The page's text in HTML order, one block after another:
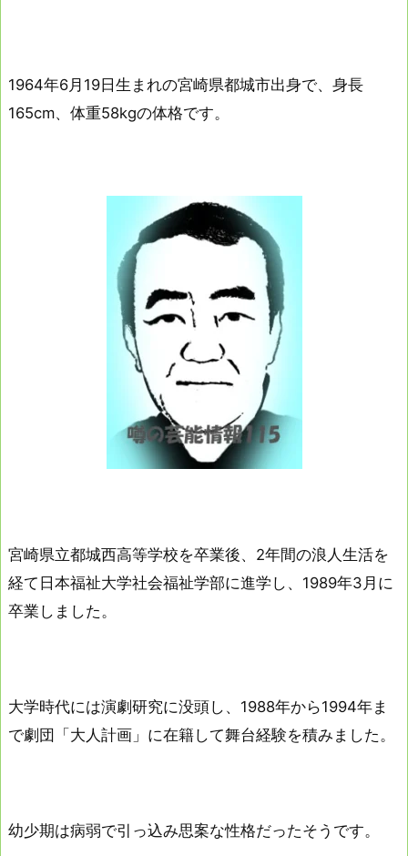
1964年6月19日生まれの宮崎県都城市出身で、身長
165cm、体重58kgの体格です。
宮崎県立都城西高等学校を卒業後、2年間の浪人生活を
経て日本福祉大学社会福祉学部に進学し、1989年3月に
卒業しました。
大学時代には演劇研究に没頭し、1988年から1994年ま
で劇団「大人計画」に在籍して舞台経験を積みました。
幼少期は病弱で引っ込み思案な性格だったそうです。